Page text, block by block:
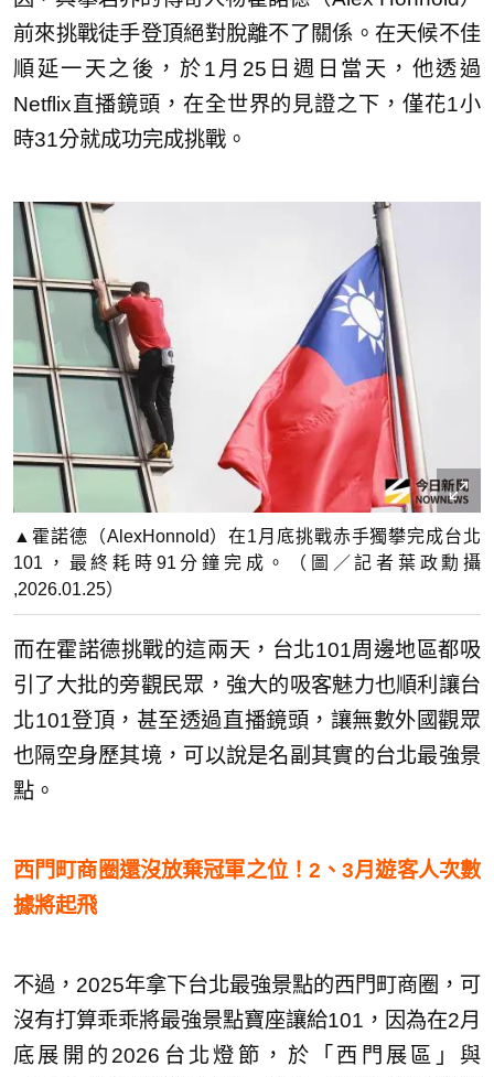
前來挑戰徒手登頂絕對脫離不了關係。在天候不佳
順延一天之後，於1月25日週日當天，他透過
Netflix直播鏡頭，在全世界的見證之下，僅花1小
時31分就成功完成挑戰。
▲霍諾德（AlexHonnold）在1月底挑戰赤手獨攀完成台北
101，最終耗時91分鐘完成。（圖／記者葉政勳攝
,2026.01.25）
而在霍諾德挑戰的這兩天，台北101周邊地區都吸
引了大批的旁觀民眾，強大的吸客魅力也順利讓台
北101登頂，甚至透過直播鏡頭，讓無數外國觀眾
也隔空身歷其境，可以說是名副其實的台北最強景
點。
西門町商圈還沒放棄冠軍之位！2、3月遊客人次數
據將起飛
不過，2025年拿下台北最強景點的西門町商圈，可
沒有打算乖乖將最強景點寶座讓給101，因為在2月
底展開的2026台北燈節，於「西門展區」與